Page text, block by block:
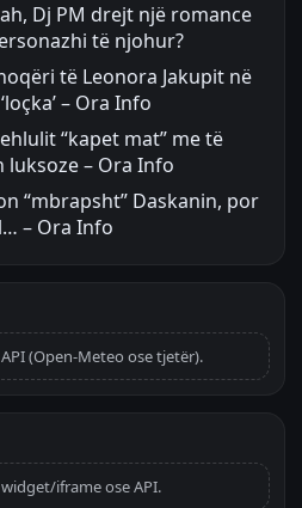
Dj PM drejt një romance
të njohur?
të Leonora Jakupit në
– Ora Info
“kapet mat” me të
– Ora Info
“mbrapsht” Daskanin, por
– Ora Info
(Open-Meteo ose tjetër).
iframe ose API.